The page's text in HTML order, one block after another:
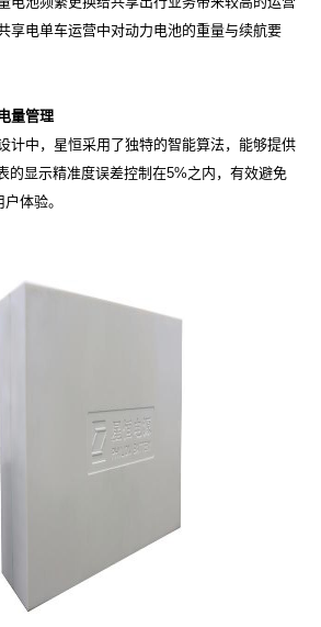
享电单车运营中对动力电池的重量与续航要
量管理
计中，星恒采用了独特的智能算法，能够提供
的显示精准度误差控制在5%之内，有效避免
体验。